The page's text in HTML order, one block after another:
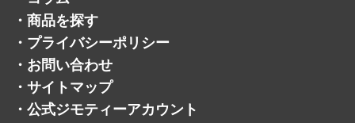
・ 商品を探す
・ プライバシーポリシー
・ お問い合わせ
・ サイトマップ
・ 公式ジモティーアカウント